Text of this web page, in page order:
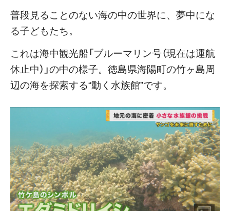
普段見ることのない海の中の世界に、夢中にな
る子どもたち。
これは海中観光船「ブルーマリン号（現在は運航
休止中）」の中の様子。徳島県海陽町の竹ヶ島周
辺の海を探索する“動く水族館”です。